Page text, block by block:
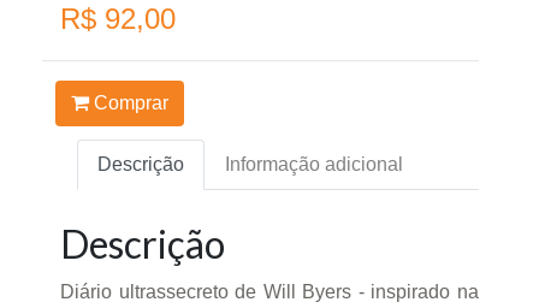
R$ 92,00
Comprar
Descrição Informação adicional
Descrição
Diário ultrassecreto de Will Byers - inspirado na